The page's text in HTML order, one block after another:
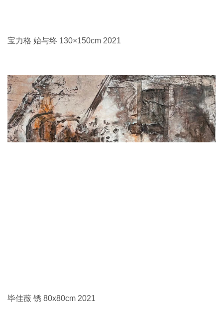
宝力格 始与终 130×150cm 2021
毕佳薇 锈 80x80cm 2021